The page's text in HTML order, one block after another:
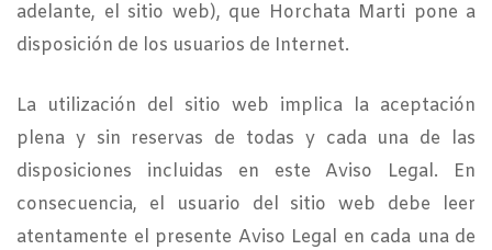
adelante, el sitio web), que Horchata Marti pone a
disposición de los usuarios de Internet.
La utilización del sitio web implica la aceptación
plena y sin reservas de todas y cada una de las
disposiciones incluidas en este Aviso Legal. En
consecuencia, el usuario del sitio web debe leer
atentamente el presente Aviso Legal en cada una de